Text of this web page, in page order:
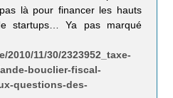
là pour financer les hauts
startups… Ya pas marqué
11/30/2323952_taxe-
bouclier-fiscal-
questions-des-